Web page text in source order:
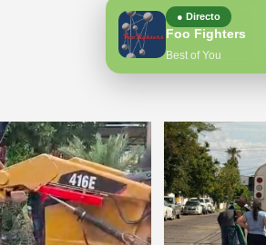
● Directo
Foo Fighters
Best of You